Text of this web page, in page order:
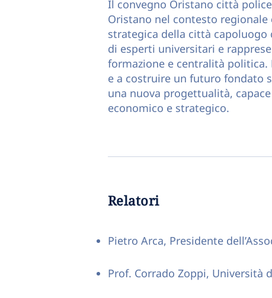
Il convegno Oristano città
Oristano nel contesto regionale
strategica della città
di esperti universitari e
formazione e centralità politica.
e a costruire un futuro fondato
una nuova progettualità,
economico e strategico.
Relatori
Pietro Arca, Presidente
Prof. Corrado Zoppi, Università